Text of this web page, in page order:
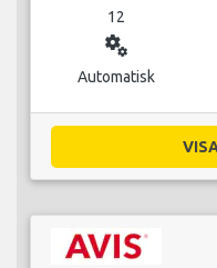
12
miscellaneous_services
Automatisk